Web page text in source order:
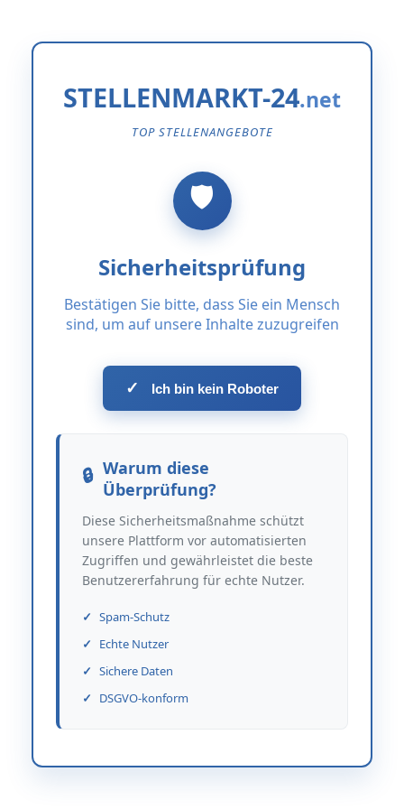
STELLENMARKT-24
TOP STELLENANGEBOTE
Sicherheitsprüfung
Bestätigen Sie bitte, dass Sie ein Mensch
sind, um auf unsere Inhalte zuzugreifen
✓ Ich bin kein Roboter
Warum diese
Überprüfung?
Diese Sicherheitsmaßnahme schützt
unsere Plattform vor automatisierten
Zugriffen und gewährleistet die beste
Benutzererfahrung für echte Nutzer.
Spam-Schutz
Echte Nutzer
Sichere Daten
DSGVO-konform